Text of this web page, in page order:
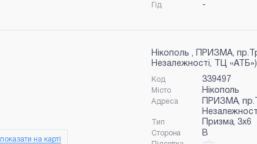
Гід
-
показати на карті
Нікополь , ПРИЗМА,
Незалежності, ТЦ «АТБ»)
Код 339497
Місто Нікополь
Адреса
ПРИЗМА,
Тип Призма, 3x6
Сторона B